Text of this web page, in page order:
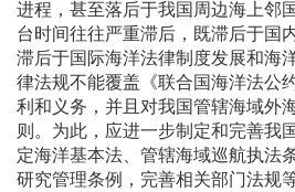
进程，甚至落后于我国周边海上邻
台时间往往严重滞后，既滞后于国
滞后于国际海洋法律制度发展和海
律法规不能覆盖《联合国海洋法公
利和义务，并且对我国管辖海域外
则。为此，应进一步制定和完善我
定海洋基本法、管辖海域巡航执法
研究管理条例，完善相关部门法规等